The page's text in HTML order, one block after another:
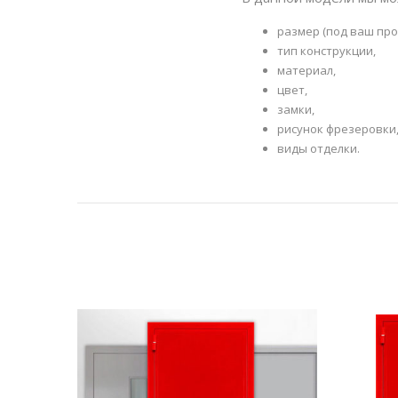
размер (под ваш
тип конструкции,
материал,
цвет,
замки,
рисунок фрезеровки,
виды отделки.